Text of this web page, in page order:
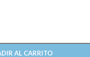
AL CARRITO